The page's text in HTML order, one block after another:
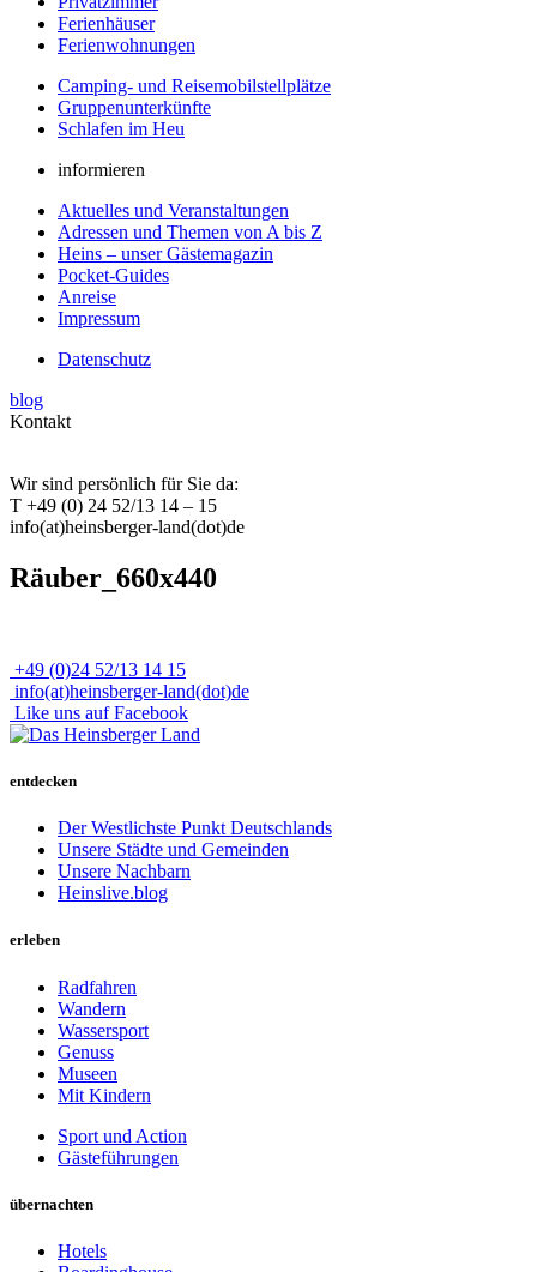
Ferienhäuser
Ferienwohnungen
Camping- und Reisemobilstellplätze
Gruppenunterkünfte
Schlafen im Heu
informieren
Aktuelles und Veranstaltungen
Adressen und Themen von A bis Z
Heins – unser Gästemagazin
Pocket-Guides
Anreise
Impressum
Datenschutz
blog
Kontakt
Wir sind persönlich für Sie da:
T +49 (0) 24 52/13 14 – 15
info(at)heinsberger-land(dot)de
Räuber_660x440
+49 (0)24 52/13 14 15
info(at)heinsberger-land(dot)de
Like uns auf Facebook
entdecken
Der Westlichste Punkt Deutschlands
Unsere Städte und Gemeinden
Unsere Nachbarn
Heinslive.blog
erleben
Radfahren
Wandern
Wassersport
Genuss
Museen
Mit Kindern
Sport und Action
Gästeführungen
übernachten
Hotels